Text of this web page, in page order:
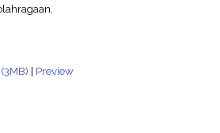
| Preview